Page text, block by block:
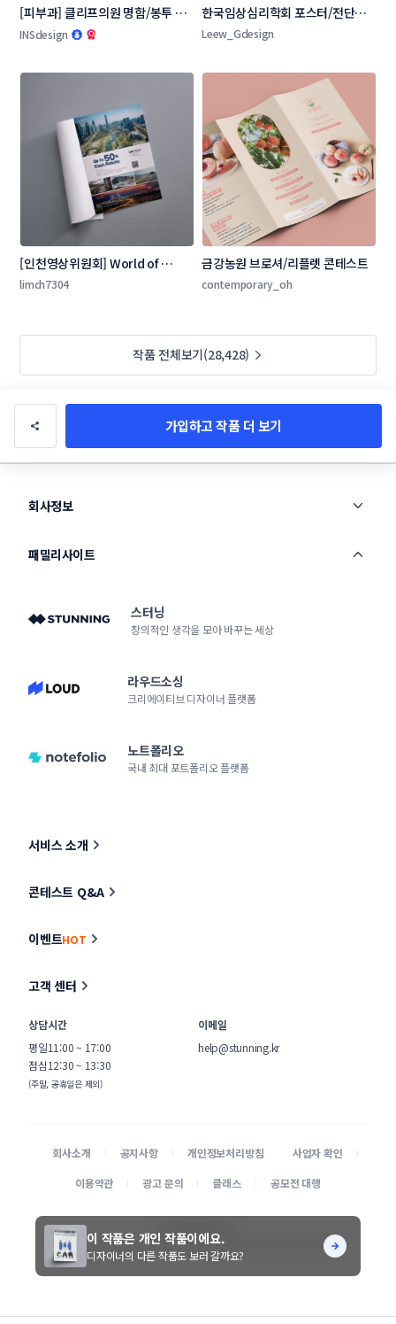
[피부과] 클리프의원 명함/봉투 콘
테스트
INSdesign
한국임상심리학회 포스터/전단지
콘테스트
Leew_Gdesign
[인천영상위원회] World of
Locations 잡지 광고 콘테스트
limch7304
금강농원 브로셔/리플렛 콘테스트
contemporary_oh
작품 전체보기(28,428)
가입하고 작품 더 보기
회사정보
패밀리사이트
스터닝
창의적인 생각을 모아 바꾸는 세상
라우드소싱
크리에이티브 디자이너 플랫폼
노트폴리오
국내 최대 포트폴리오 플랫폼
서비스 소개
콘테스트 Q&A
이벤트HOT
고객 센터
상담시간
평일11:00 ~ 17:00
점심12:30 ~ 13:30
(주말, 공휴일은 제외)
이메일
help@stunning.kr
회사소개 공지사항 개인정보처리방침
사업자 확인
이용약관
광고 문의 클래스 공모전 대행
본 사이트에 게시된 디자이너 및 의뢰기업 정보가 무단으로 수집되는 것을 거부합니다.
이 작품은 개인 작품이에요.
디자이너의 다른 작품도 보러 갈까요?